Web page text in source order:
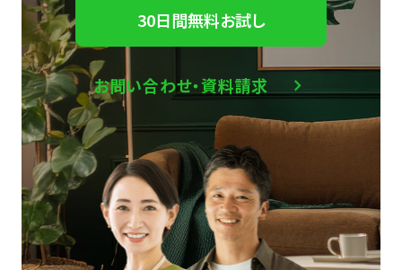
30日間無料お試し
お問い合わせ・資料請求